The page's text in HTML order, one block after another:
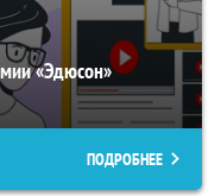
«Эдюсон»
ПОДРОБНЕЕ